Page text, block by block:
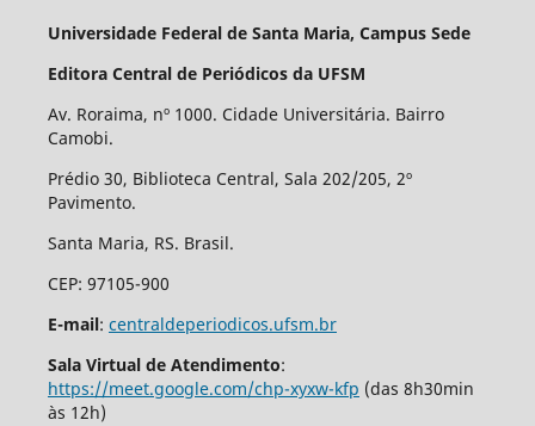
Universidade Federal de Santa Maria, Campus Sede
Editora Central de Periódicos da UFSM
Av. Roraima, nº 1000. Cidade Universitária. Bairro
Camobi.
Prédio 30, Biblioteca Central, Sala 202/205, 2º
Pavimento.
Santa Maria, RS. Brasil.
CEP: 97105-900
E-mail: centraldeperiodicos.ufsm.br
Sala Virtual de Atendimento:
https://meet.google.com/chp-xyxw-kfp (das 8h30min
às 12h)